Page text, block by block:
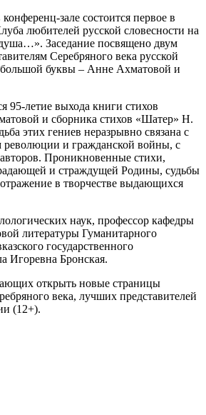
зале состоится первое в
любителей русской словесности на
Заседание посвящено двум
Серебряного века русской
большой буквы – Анне Ахматовой и
95-летие выхода книги стихов
и сборника стихов «Шатер» Н.
этих гениев неразрывно связана с
революции и гражданской войны, с
Проникновенные стихи,
и страждущей Родины, судьбы
в творчестве выдающихся
наук, профессор кафедры
литературы Гуманитарного
государственного
Игоревна Бронская.
открыть новые страницы
века, лучших представителей
(12+).